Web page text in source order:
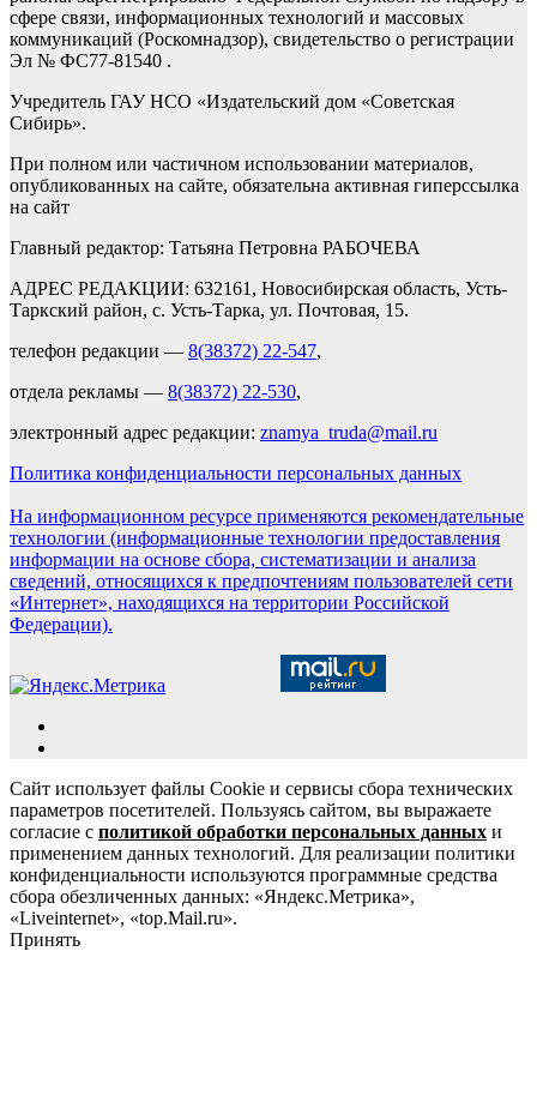
сфере связи, информационных технологий и массовых
коммуникаций (Роскомнадзор), свидетельство о регистрации
Эл № ФС77-81540 .
Учредитель ГАУ НСО «Издательский дом «Советская
Сибирь».
При полном или частичном использовании материалов,
опубликованных на сайте, обязательна активная гиперссылка
на сайт
Главный редактор: Татьяна Петровна РАБОЧЕВА
АДРЕС РЕДАКЦИИ: 632161, Новосибирская область, Усть-
Таркский район, с. Усть-Тарка, ул. Почтовая, 15.
телефон редакции — 8(38372) 22-547,
отдела рекламы — 8(38372) 22-530,
электронный адрес редакции: znamya_truda@mail.ru
Политика конфиденциальности персональных данных
На информационном ресурсе применяются рекомендательные
технологии (информационные технологии предоставления
информации на основе сбора, систематизации и анализа
сведений, относящихся к предпочтениям пользователей сети
«Интернет», находящихся на территории Российской
Федерации).
Сайт использует файлы Cookie и сервисы сбора технических
параметров посетителей. Пользуясь сайтом, вы выражаете
согласие с политикой обработки персональных данных и
применением данных технологий. Для реализации политики
конфиденциальности используются программные средства
сбора обезличенных данных: «Яндекс.Метрика»,
«Liveinternet», «top.Mail.ru».
Принять